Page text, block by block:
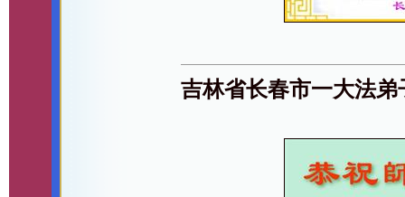
吉林省长春市一大法